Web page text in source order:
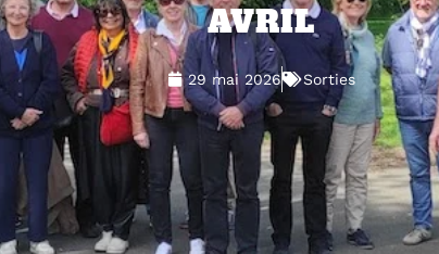
AVRIL
29 mai 2026 Sorties